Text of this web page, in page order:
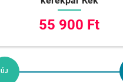
55 900 Ft
ÚJ